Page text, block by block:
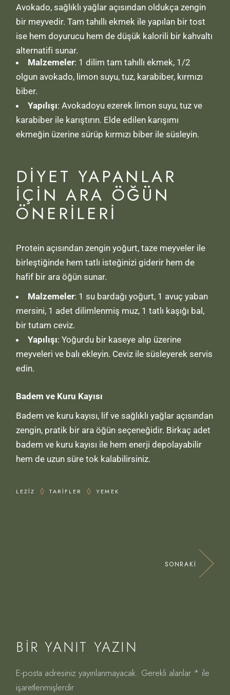
Avokado, sağlıklı yağlar açısından oldukça zengin
bir meyvedir. Tam tahıllı ekmek ile yapılan bir tost
ise hem doyurucu hem de düşük kalorili bir kahvaltı
alternatifi sunar.
Malzemeler: 1 dilim tam tahıllı ekmek, 1/2
olgun avokado, limon suyu, tuz, karabiber, kırmızı
biber.
Yapılışı: Avokadoyu ezerek limon suyu, tuz ve
karabiber ile karıştırın. Elde edilen karışımı
ekmeğin üzerine sürüp kırmızı biber ile süsleyin.
DIYET YAPANLAR
İÇIN ARA ÖĞÜN
ÖNERILERI
Protein açısından zengin yoğurt, taze meyveler ile
birleştiğinde hem tatlı isteğinizi giderir hem de
hafif bir ara öğün sunar.
Malzemeler: 1 su bardağı yoğurt, 1 avuç yaban
mersini, 1 adet dilimlenmiş muz, 1 tatlı kaşığı bal,
bir tutam ceviz.
Yapılışı: Yoğurdu bir kaseye alıp üzerine
meyveleri ve balı ekleyin. Ceviz ile süsleyerek servis
edin.
Badem ve Kuru Kayısı
Badem ve kuru kayısı, lif ve sağlıklı yağlar açısından
zengin, pratik bir ara öğün seçeneğidir. Birkaç adet
badem ve kuru kayısı ile hem enerji depolayabilir
hem de uzun süre tok kalabilirsiniz.
LEZIZ TARIFLER YEMEK
SONRAKI
BIR YANIT YAZIN
E-posta adresiniz yayınlanmayacak. Gerekli alanlar * ile
işaretlenmişlerdir